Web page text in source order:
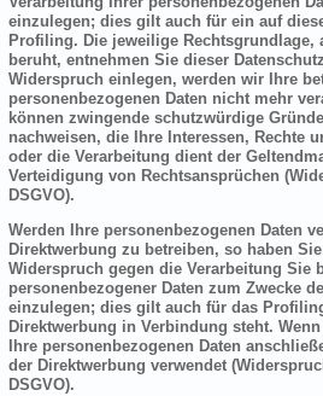
einzulegen; dies gilt auch für ein auf
Profiling. Die jeweilige Rechtsgrundlage,
beruht, entnehmen Sie dieser
Widerspruch einlegen, werden wir Ihre
personenbezogenen Daten nicht mehr
können zwingende schutzwürdige
nachweisen, die Ihre Interessen, Rechte
oder die Verarbeitung dient der
Verteidigung von Rechtsansprüchen
DSGVO).
Werden Ihre personenbezogenen Daten
Direktwerbung zu betreiben, so haben
Widerspruch gegen die Verarbeitung Sie
personenbezogener Daten zum Zwecke
einzulegen; dies gilt auch für das
Direktwerbung in Verbindung steht.
Ihre personenbezogenen Daten
der Direktwerbung verwendet
DSGVO).